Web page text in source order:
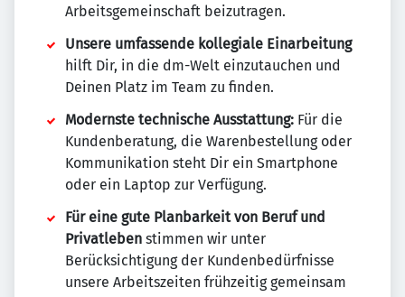
Arbeitsgemeinschaft beizutragen.
Unsere umfassende kollegiale Einarbeitung
hilft Dir, in die dm-Welt einzutauchen und
Deinen Platz im Team zu finden.
Modernste technische Ausstattung: Für die
Kundenberatung, die Warenbestellung oder
Kommunikation steht Dir ein Smartphone
oder ein Laptop zur Verfügung.
Für eine gute Planbarkeit von Beruf und
Privatleben stimmen wir unter
Berücksichtigung der Kundenbedürfnisse
unsere Arbeitszeiten frühzeitig gemeinsam